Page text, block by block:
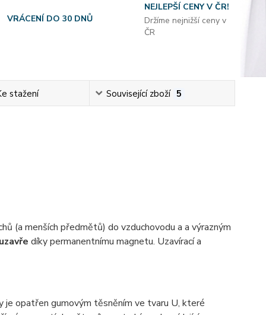
VRÁCENÍ DO 30 DNŮ
NEJLEPŠÍ CENY V ČR!
Držíme nejnižší ceny v
ČR
stažení Související zboží 5
(a menších předmětů) do vzduchovodu a a výrazným
díky permanentnímu magnetu. Uzavírací a
je opatřen gumovým těsněním ve tvaru U, které